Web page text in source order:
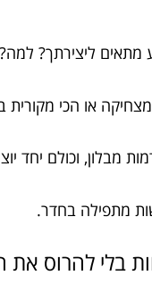
ליצירתך?
או הכי מקורית
וכולם יחד
מתפילה בחדר.
בלי להרוס את